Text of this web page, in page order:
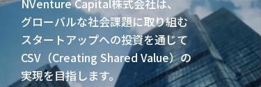
NVenture Capital株式会社は、
グローバルな社会課題に取り組む
スタートアップへの投資を通じて
CSV（Creating Shared Value）の
実現を目指します。